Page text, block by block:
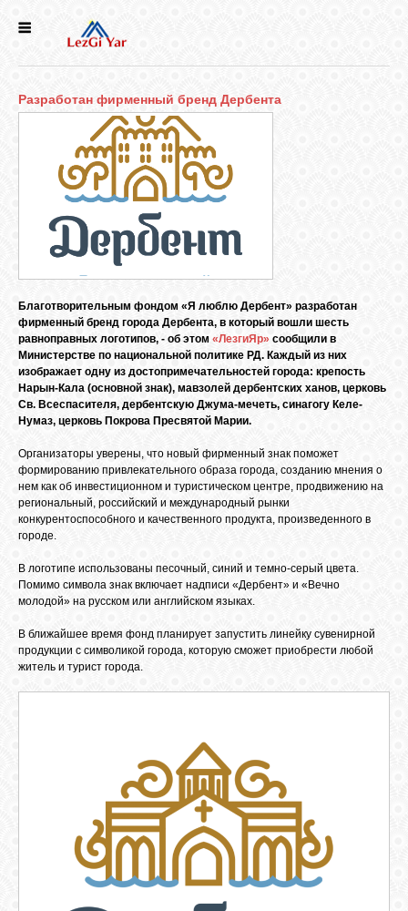
СЕЛА
КУЛЬТУРА
ГОЛОС
НАРОДЫ
БИБЛИОТЕКА
ФОРУМ
ГОСТЕВАЯ
О САЙТЕ
ФОТО
Разработан фирменный бренд Дербента
Благотворительным фондом «Я люблю Дербент» разработан
фирменный бренд города Дербента, в который вошли шесть
равноправных логотипов, - об этом «ЛезгиЯр» сообщили в
Министерстве по национальной политике РД. Каждый из них
изображает одну из достопримечательностей города: крепость
Нарын-Кала (основной знак), мавзолей дербентских ханов, церковь
Св. Всеспасителя, дербентскую Джума-мечеть, синагогу Келе-
Нумаз, церковь Покрова Пресвятой Марии.
Организаторы уверены, что новый фирменный знак поможет
формированию привлекательного образа города, созданию мнения о
нем как об инвестиционном и туристическом центре, продвижению на
региональный, российский и международный рынки
конкурентоспособного и качественного продукта, произведенного в
городе.
В логотипе использованы песочный, синий и темно-серый цвета.
Помимо символа знак включает надписи «Дербент» и «Вечно
молодой» на русском или английском языках.
В ближайшее время фонд планирует запустить линейку сувенирной
продукции с символикой города, которую сможет приобрести любой
житель и турист города.